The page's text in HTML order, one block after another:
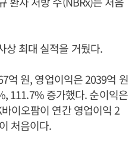
상 최대 실적을 거뒀다.
억 원, 영업이익은 2039억 원
111.7% 증가했다. 순이익은
이오팜이 연간 영업이익 2
처음이다.